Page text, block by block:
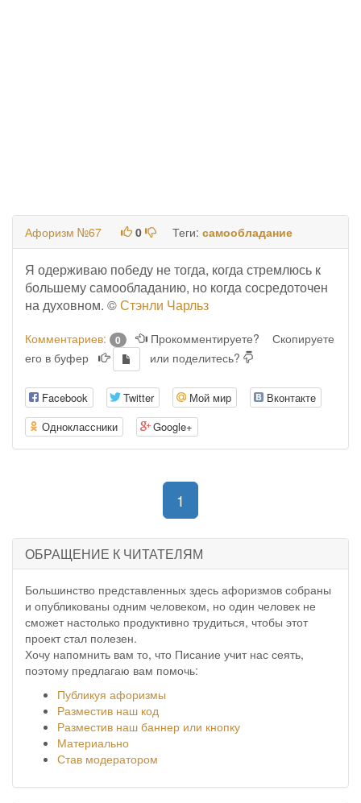
Афоризм №67 0 Теги: самообладание
Я одерживаю победу не тогда, когда стремлюсь к
большему самообладанию, но когда сосредоточен
на духовном. ©Стэнли Чарльз
Комментариев: 0 Прокомментируете?
Скопируете
его в буфер
или поделитесь?
Facebook Twitter Мой мир
Вконтакте
Одноклассники
Google+
1
ОБРАЩЕНИЕ К ЧИТАТЕЛЯМ
Большинство представленных здесь афоризмов собраны
и опубликованы одним человеком, но один человек не
сможет настолько продуктивно трудиться, чтобы этот
проект стал полезен.
Хочу напомнить вам то, что Писание учит нас сеять,
поэтому предлагаю вам помочь:
Публикуя афоризмы
Разместив наш код
Разместив наш баннер или кнопку
Материально
Став модератором